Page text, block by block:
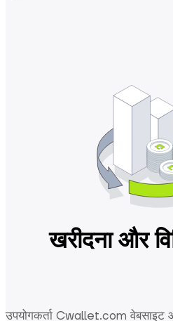
खरीदना और
उपयोगकर्ता Cwallet.com